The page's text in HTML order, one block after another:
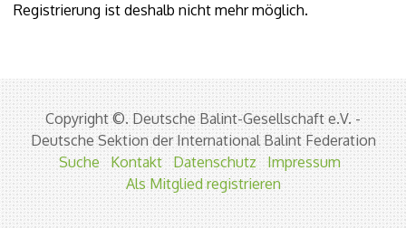
Registrierung ist deshalb nicht mehr möglich.
Copyright ©. Deutsche Balint-Gesellschaft e.V. -
Deutsche Sektion der International Balint Federation
Suche
Kontakt Datenschutz
Impressum
Als Mitglied registrieren